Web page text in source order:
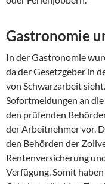
Gastronomie
In der Gastronomie
da der Gesetzgeber in
von Schwarzarbeit
Sofortmeldungen an
den prüfenden
der Arbeitnehmer vor.
den Behörden der
Rentenversicherung
Verfügung. Somit